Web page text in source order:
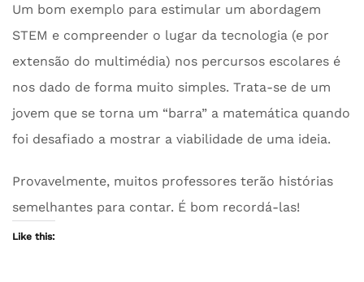
Um bom exemplo para estimular um abordagem
STEM e compreender o lugar da tecnologia (e por
extensão do multimédia) nos percursos escolares é
nos dado de forma muito simples. Trata-se de um
jovem que se torna um “barra” a matemática quando
foi desafiado a mostrar a viabilidade de uma ideia.
Provavelmente, muitos professores terão histórias
semelhantes para contar. É bom recordá-las!
Like this: